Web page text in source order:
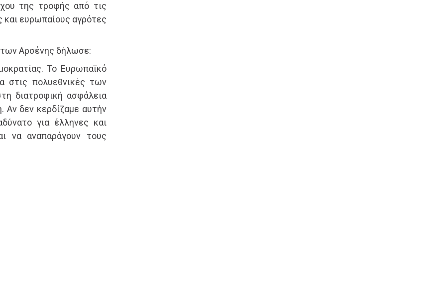
της τροφής από τις
ευρωπαίους αγρότες
Αρσένης δήλωσε:
Το Ευρωπαϊκό
στις πολυεθνικές των
διατροφική ασφάλεια
Αν δεν κερδίζαμε αυτήν
για έλληνες και
να αναπαράγουν τους